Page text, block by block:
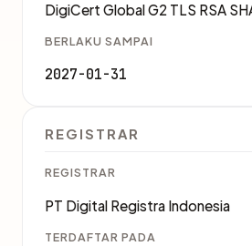
DigiCert Global G2 TLS RSA
BERLAKU SAMPAI
2027-01-31
REGISTRAR
REGISTRAR
PT Digital Registra Indonesia
TERDAFTAR PADA